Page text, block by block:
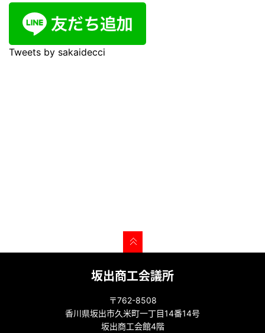
Tweets by sakaidecci
坂出商工会議所
〒762-8508
香川県坂出市久米町一丁目14番14号
坂出商工会館4階